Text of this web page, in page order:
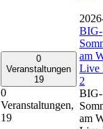
0
Veranstaltungen
19
0
Veranstaltungen,
19
BIG-
am
Live
2
BIG-
am